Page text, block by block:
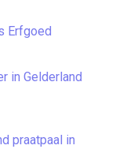
Erfgoed
in Gelderland
praatpaal in